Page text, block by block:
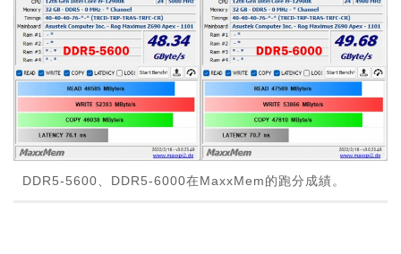
DDR5-5600、DDR5-6000在MaxxMem的跑分成績。